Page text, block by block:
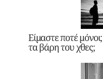
Είμαστε ποτέ
τα βάρη του χθες;